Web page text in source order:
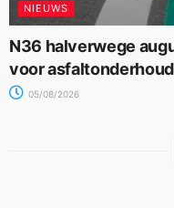
NIEUWS
N36 halverwege
voor asfaltonderhoud
05/08/2026